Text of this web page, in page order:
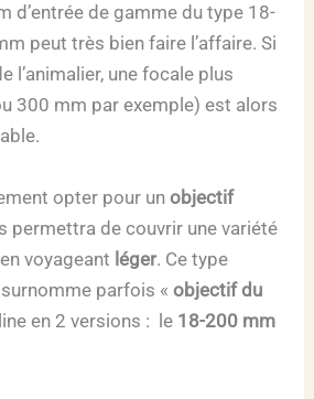
d’entrée de gamme du type 18-
peut très bien faire l’affaire. Si
l’animalier, une focale plus
300 mm par exemple) est alors
opter pour unobjectif
permettra de couvrir une variété
voyageant léger. Ce type
surnomme parfois «objectif du
en 2 versions : le 18-200 mm